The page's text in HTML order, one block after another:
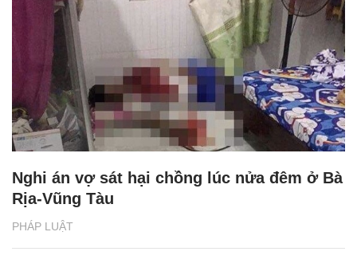
PHÁP LUẬT
Nghi án vợ sát hại chồng lúc nửa đêm ở Bà
Rịa-Vũng Tàu